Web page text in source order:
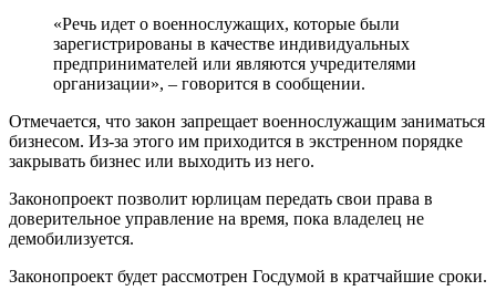
«Речь идет о военнослужащих, которые были
зарегистрированы в качестве индивидуальных
предпринимателей или являются учредителями
организации», – говорится в сообщении.
Отмечается, что закон запрещает военнослужащим заниматься
бизнесом. Из-за этого им приходится в экстренном порядке
закрывать бизнес или выходить из него.
Законопроект позволит юрлицам передать свои права в
доверительное управление на время, пока владелец не
демобилизуется.
Законопроект будет рассмотрен Госдумой в кратчайшие сроки.